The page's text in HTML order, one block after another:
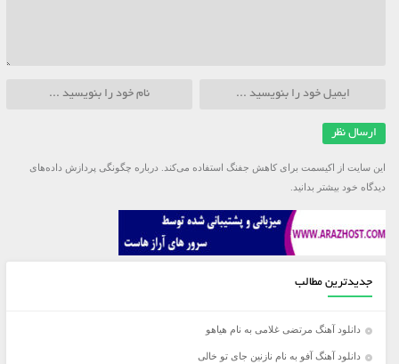
این سایت از اکیسمت برای کاهش جفنگ استفاده می‌کند. درباره چگونگی پردازش داده‌های
دیدگاه خود بیشتر بدانید.
جدیدترین مطالب
دانلود آهنگ مرتضی غلامی به نام هیاهو
دانلود آهنگ آفو به نام نازنین جای تو خالی